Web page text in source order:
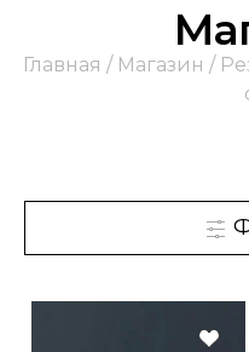
Главная / Магазин /